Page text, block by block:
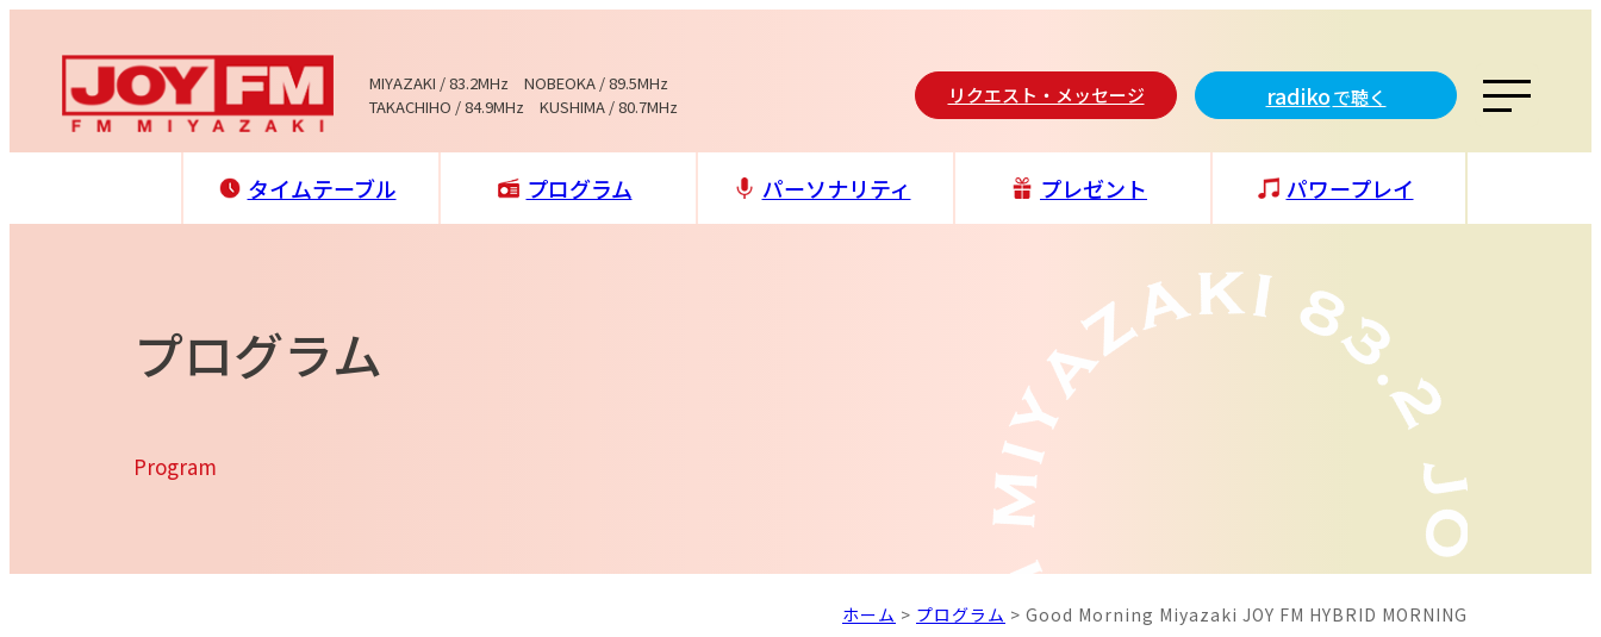
MIYAZAKI / 83.2MHz NOBEOKA / 89.5MHz
TAKACHIHO / 84.9MHz KUSHIMA / 80.7MHz
リクエスト・メッセージ radikoで聴く
タイムテーブル プログラム パーソナリティ プレゼント パワープレイ
プログラム
Program
ホーム > プログラム > Good Morning Miyazaki JOY FM HYBRID MORNING